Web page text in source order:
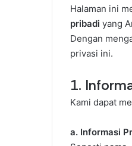
Halaman ini
pribadi yang
Dengan
privasi ini.
1.
Kami dapat
a. Informasi